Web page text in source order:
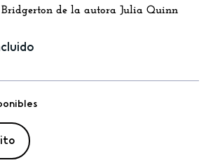
Bridgerton de la autora Julia Quinn